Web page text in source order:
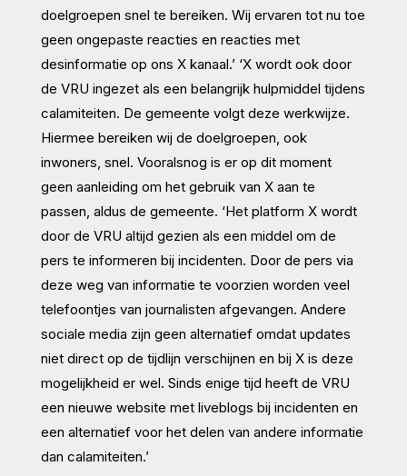
doelgroepen snel te bereiken. Wij ervaren tot nu toe
geen ongepaste reacties en reacties met
desinformatie op ons X kanaal.’ ‘X wordt ook door
de VRU ingezet als een belangrijk hulpmiddel tijdens
calamiteiten. De gemeente volgt deze werkwijze.
Hiermee bereiken wij de doelgroepen, ook
inwoners, snel. Vooralsnog is er op dit moment
geen aanleiding om het gebruik van X aan te
passen, aldus de gemeente. ‘Het platform X wordt
door de VRU altijd gezien als een middel om de
pers te informeren bij incidenten. Door de pers via
deze weg van informatie te voorzien worden veel
telefoontjes van journalisten afgevangen. Andere
sociale media zijn geen alternatief omdat updates
niet direct op de tijdlijn verschijnen en bij X is deze
mogelijkheid er wel. Sinds enige tijd heeft de VRU
een nieuwe website met liveblogs bij incidenten en
een alternatief voor het delen van andere informatie
dan calamiteiten.’